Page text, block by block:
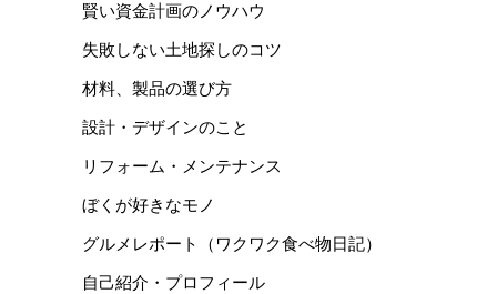
賢い資金計画のノウハウ
失敗しない土地探しのコツ
材料、製品の選び方
設計・デザインのこと
リフォーム・メンテナンス
ぼくが好きなモノ
グルメレポート（ワクワク食べ物日記）
自己紹介・プロフィール